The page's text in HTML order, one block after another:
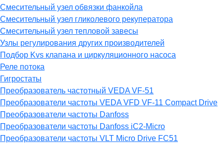
Смесительный узел обвязки фанкойла
Смесительный узел гликолевого рекуператора
Смесительный узел тепловой завесы
Узлы регулирования других производителей
Подбор Kvs клапана и циркуляционного насоса
Реле потока
Гигростаты
Преобразователь частотный VEDA VF-51
Преобразователи частоты VEDA VFD VF-11 Compact Drive
Преобразователи частоты Danfoss
Преобразователи частоты Danfoss iC2-Micro
Преобразователи частоты VLT Micro Drive FC51